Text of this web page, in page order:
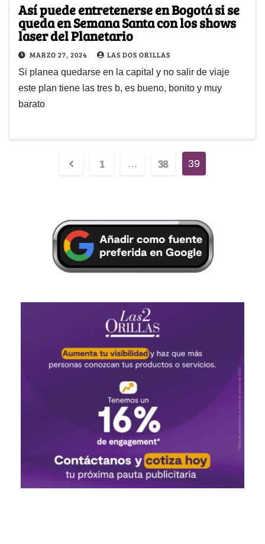
Así puede entretenerse en Bogotá si se
queda en Semana Santa con los shows
laser del Planetario
MARZO 27, 2024 LAS DOS ORILLAS
Si planea quedarse en la capital y no salir de viaje
este plan tiene las tres b, es bueno, bonito y muy
barato
1 … 38 39